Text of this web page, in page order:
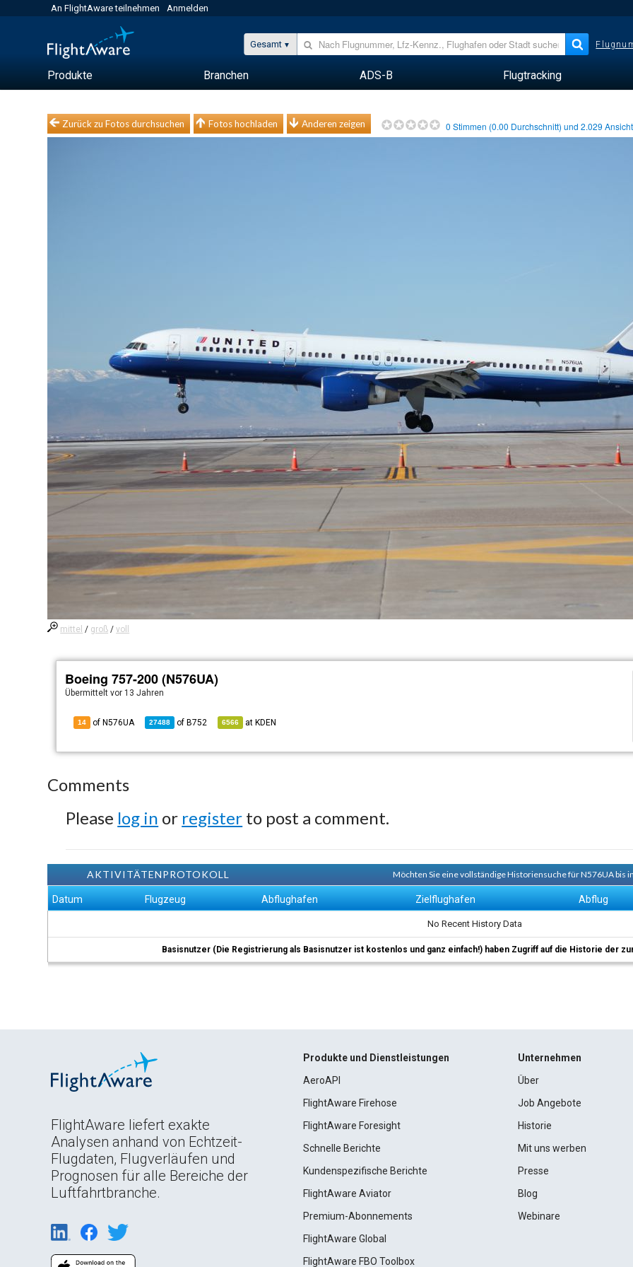
An FlightAware teilnehmen Anmelden
Gesamt
Produkte Branchen ADS-B Flugtracking
Zurück zu Fotos durchsuchen Fotos hochladen Anderen zeigen 0 Stimmen (0.00 Durchschnitt) und2.029
mittel / groß /voll
Boeing 757-200 (N576UA)
Übermitteltvor 13 Jahren
14 of N576UA 27488 of B752 6566 at KDEN
Comments
Please log in or register to post a comment.
AKTIVITÄTENPROTOKOLL Möchten Sie eine vollständige Historiensuche für N576UA bis
Datum Flugzeug Abflughafen Zielflughafen Abflug
No Recent History Data
Basisnutzer (Die Registrierung als Basisnutzer ist kostenlos und ganz einfach!) haben Zugriff auf die Historie der
FlightAware liefert exakte
Analysen anhand von Echtzeit-
Flugdaten, Flugverläufen und
Prognosen für alle Bereiche der
Luftfahrtbranche.
Produkte und Dienstleistungen
AeroAPI
FlightAware Firehose
FlightAware Foresight
Schnelle Berichte
Kundenspezifische Berichte
FlightAware Aviator
Premium-Abonnements
FlightAware Global
FlightAware FBO Toolbox
Unternehmen
Über
Job Angebote
Historie
Mit uns werben
Presse
Blog
Webinare